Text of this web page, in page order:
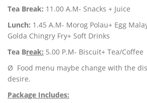
Tea Break: 11.00 A.M- Snacks + Juice
Lunch: 1.45 A.M- Morog Polau+ Egg
Golda Chingry Fry+ Soft Drinks
Tea Break: 5.00 P.M- Biscuit+ Tea/Coffee
Ø Food menu maybe change with the
desire.
Package Includes: